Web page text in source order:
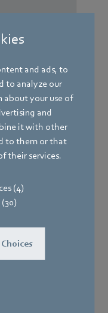
and ads, to
to analyze our
about your use of
and
it with other
to them or that
their services.
(4)